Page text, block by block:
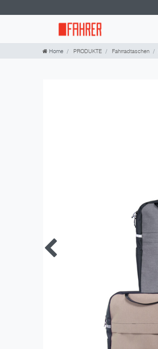
Home PRODUKTE Fahrradtaschen